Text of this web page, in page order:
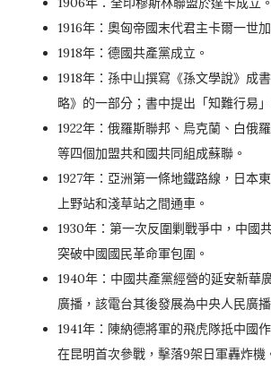
1916年：奧匈帝國末代君主卡爾一世
1918年：德國共產黨成立。
1918年：孫中山撰寫《孫文學說》成
略》的一部分；書中提出「知難行易」
1922年：俄羅斯聯邦、烏克蘭、白俄
等四個加盟共和國共同組成蘇聯。
1927年：亞洲第一條地鐵路線，日本
上野站和淺草站之間通車。
1930年：第一次反圍剿戰爭中，中國
突破中國國民革命軍包圍。
1940年：中國共產黨經營的延安新華
廣播，該電台其後發展為中央人民廣播
1941年：陳納德將軍的飛虎隊抵中國
在昆明首次參戰，擊落9架日軍轟炸機